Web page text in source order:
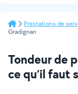
Prestations de
Gradignan
Tondeur de
ce qu’il faut